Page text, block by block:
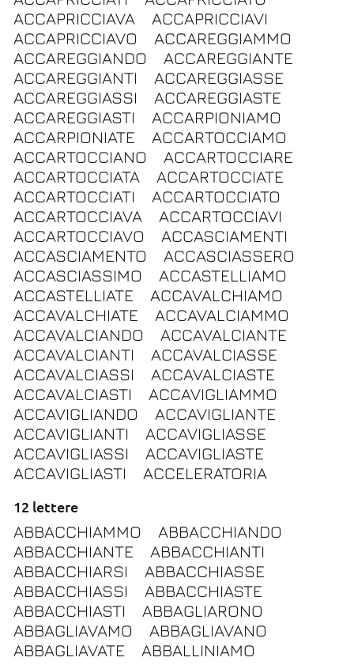
ACCAPRICCIAVA
ACCAPRICCIAVI
ACCAPRICCIAVO
ACCAREGGIAMMO
ACCAREGGIANDO
ACCAREGGIANTE
ACCAREGGIANTI
ACCAREGGIASSE
ACCAREGGIASSI
ACCAREGGIASTE
ACCAREGGIASTI
ACCARPIONIAMO
ACCARPIONIATE
ACCARTOCCIAMO
ACCARTOCCIANO
ACCARTOCCIARE
ACCARTOCCIATA
ACCARTOCCIATE
ACCARTOCCIATI
ACCARTOCCIATO
ACCARTOCCIAVA
ACCARTOCCIAVI
ACCARTOCCIAVO
ACCASCIAMENTI
ACCASCIAMENTO
ACCASCIASSERO
ACCASCIASSIMO
ACCASTELLIAMO
ACCASTELLIATE
ACCAVALCHIAMO
ACCAVALCHIATE
ACCAVALCIAMMO
ACCAVALCIANDO
ACCAVALCIANTE
ACCAVALCIANTI
ACCAVALCIASSE
ACCAVALCIASSI
ACCAVALCIASTE
ACCAVALCIASTI
ACCAVIGLIAMMO
ACCAVIGLIANDO
ACCAVIGLIANTE
ACCAVIGLIANTI
ACCAVIGLIASSE
ACCAVIGLIASSI
ACCAVIGLIASTE
ACCAVIGLIASTI
ACCELERATORIA
12 lettere
ABBACCHIAMMO
ABBACCHIANDO
ABBACCHIANTE
ABBACCHIANTI
ABBACCHIARSI
ABBACCHIASSE
ABBACCHIASSI
ABBACCHIASTE
ABBACCHIASTI
ABBAGLIARONO
ABBAGLIAVAMO
ABBAGLIAVANO
ABBAGLIAVATE
ABBALLINIAMO